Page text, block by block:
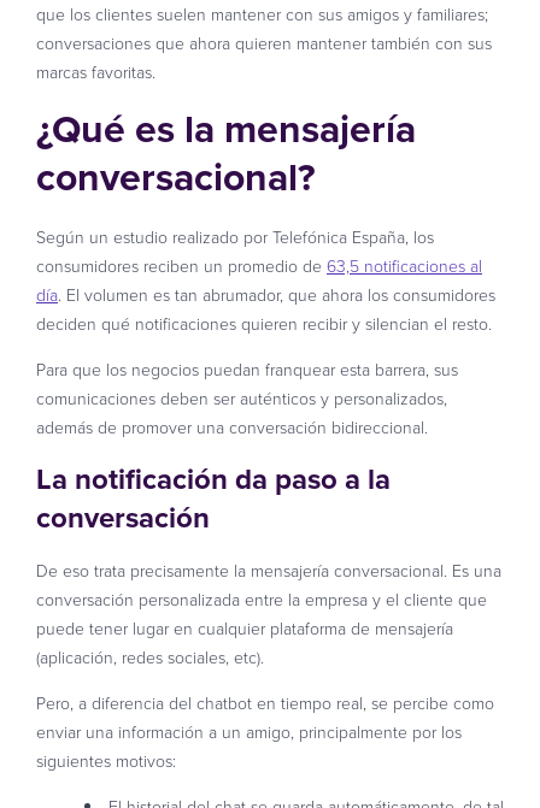
que los clientes suelen mantener con sus amigos y familiares;
conversaciones que ahora quieren mantener también con sus
marcas favoritas.
¿Qué es la mensajería
conversacional?
Según un estudio realizado por Telefónica España, los
consumidores reciben un promedio de 63,5 notificaciones al
día. El volumen es tan abrumador, que ahora los consumidores
deciden qué notificaciones quieren recibir y silencian el resto.
Para que los negocios puedan franquear esta barrera, sus
comunicaciones deben ser auténticos y personalizados,
además de promover una conversación bidireccional.
La notificación da paso a la
conversación
De eso trata precisamente la mensajería conversacional. Es una
conversación personalizada entre la empresa y el cliente que
puede tener lugar en cualquier plataforma de mensajería
(aplicación, redes sociales, etc).
Pero, a diferencia del chatbot en tiempo real, se percibe como
enviar una información a un amigo, principalmente por los
siguientes motivos: